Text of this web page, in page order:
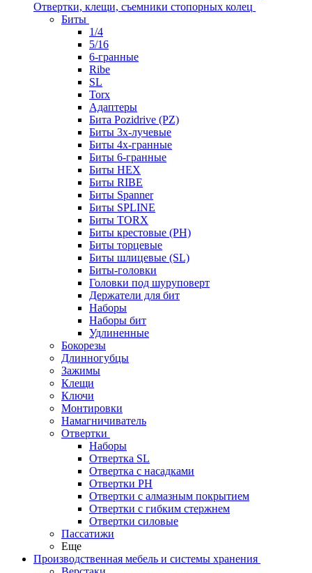
Отвертки, клещи, съемники стопорных колец
Биты
1/4
5/16
6-гранные
Ribe
SL
Torx
Адаптеры
Бита Pozidrive (PZ)
Биты 3х-лучевые
Биты 4х-гранные
Биты 6-гранные
Биты HEX
Биты RIBE
Биты Spanner
Биты SPLINE
Биты TORX
Биты крестовые (PH)
Биты торцевые
Биты шлицевые (SL)
Биты-головки
Головки под шуруповерт
Держатели для бит
Наборы
Наборы бит
Удлиненные
Бокорезы
Длинногубцы
Зажимы
Клещи
Ключи
Монтировки
Намагничиватель
Отвертки
Наборы
Отвертка SL
Отвертка с насадками
Отвертки PH
Отвертки с алмазным покрытием
Отвертки с гибким стержнем
Отвертки силовые
Пассатижи
Еще
Производственная мебель и системы хранения